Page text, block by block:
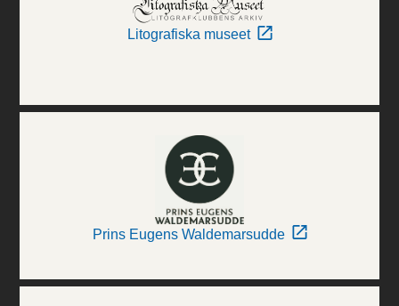
Litografiska museet
Prins Eugens Waldemarsudde